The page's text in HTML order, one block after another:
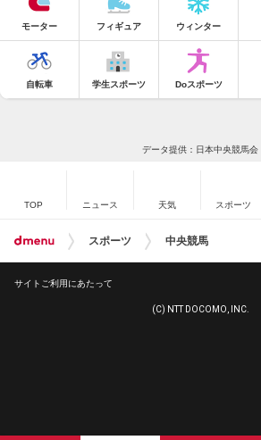
モーター フィギュア ウィンター
自転車 学生スポーツ Doスポーツ
データ提供：日本中央競馬会
TOP ニュース 天気 スポーツ
スポーツ 中央競馬
サイトご利用にあたって
(C) NTT DOCOMO, INC.